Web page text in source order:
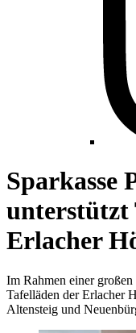
Sparkasse
unterstützt
Erlacher
Im Rahmen einer
Tafelläden der Erlacher
Altensteig und